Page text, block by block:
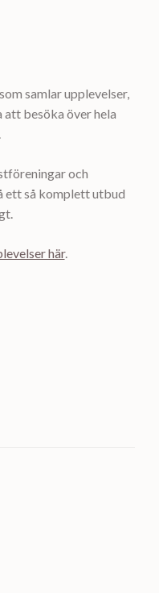
samlar upplevelser,
att besöka över hela
och
ett så komplett utbud
här.